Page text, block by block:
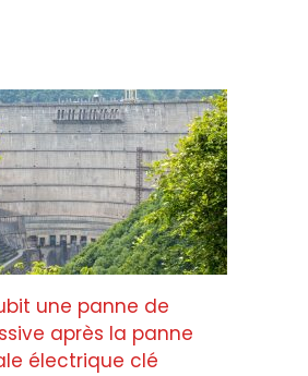
une panne de
après la panne
électrique clé